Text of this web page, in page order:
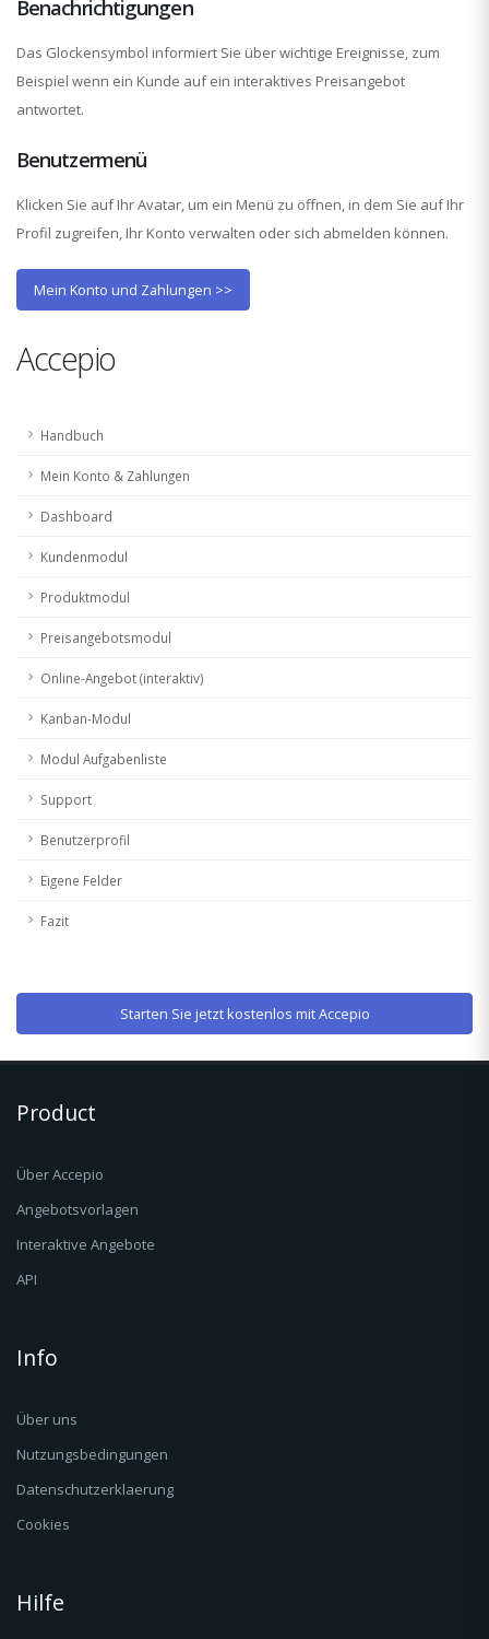
Benachrichtigungen
Das Glockensymbol informiert Sie über wichtige Ereignisse, zum
Beispiel wenn ein Kunde auf ein interaktives Preisangebot
antwortet.
Benutzermenü
Klicken Sie auf Ihr Avatar, um ein Menü zu öffnen, in dem Sie auf Ihr
Profil zugreifen, Ihr Konto verwalten oder sich abmelden können.
Mein Konto und Zahlungen >>
Accepio
Handbuch
Mein Konto & Zahlungen
Dashboard
Kundenmodul
Produktmodul
Preisangebotsmodul
Online-Angebot (interaktiv)
Kanban-Modul
Modul Aufgabenliste
Support
Benutzerprofil
Eigene Felder
Fazit
Starten Sie jetzt kostenlos mit Accepio
Product
Über Accepio
Angebotsvorlagen
Interaktive Angebote
API
Info
Über uns
Nutzungsbedingungen
Datenschutzerklaerung
Cookies
Hilfe